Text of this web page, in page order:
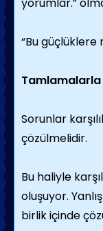
“Bu güçlüklere
Tamlamalarla
Sorunlar
çözülmelidir.
Bu haliyle
oluşuyor.
birlik içinde